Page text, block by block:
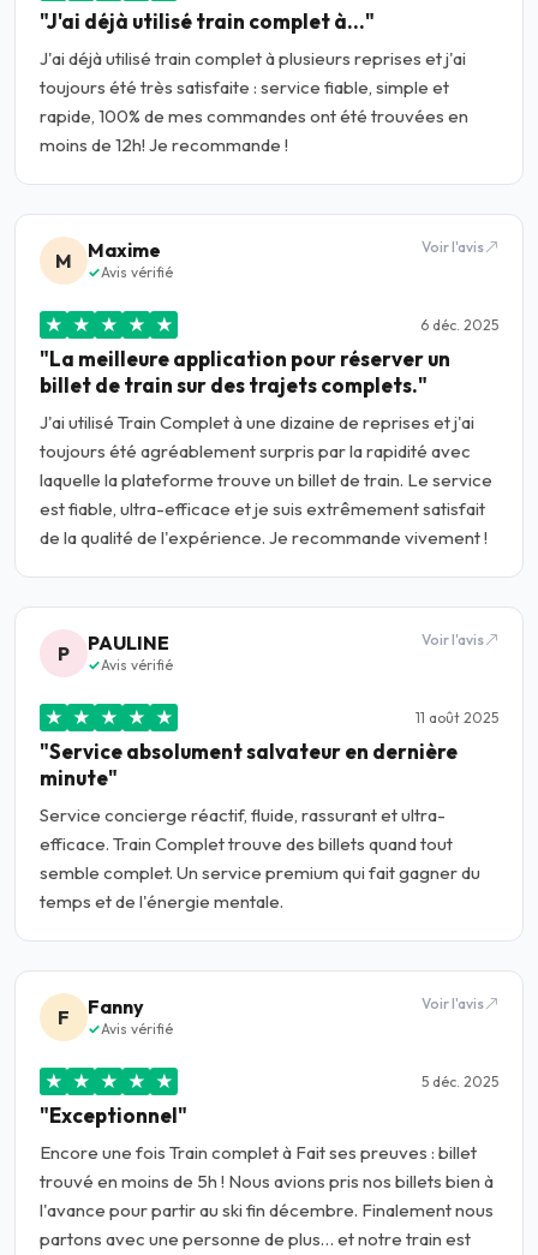
"J'ai déjà utilisé train complet à…"
J'ai déjà utilisé train complet à plusieurs reprises et j'ai
toujours été très satisfaite : service fiable, simple et
rapide, 100% de mes commandes ont été trouvées en
moins de 12h! Je recommande !
★ ★ ★ ★ ★ 6 déc. 2025
"La meilleure application pour réserver un
billet de train sur des trajets complets."
J'ai utilisé Train Complet à une dizaine de reprises et j'ai
toujours été agréablement surpris par la rapidité avec
laquelle la plateforme trouve un billet de train. Le service
est fiable, ultra-efficace et je suis extrêmement satisfait
de la qualité de l'expérience. Je recommande vivement !
M Maxime
Avis vérifié
Voir l'avis
★ ★ ★ ★ ★ 11 août 2025
"Service absolument salvateur en dernière
minute"
Service concierge réactif, fluide, rassurant et ultra-
efficace. Train Complet trouve des billets quand tout
semble complet. Un service premium qui fait gagner du
temps et de l'énergie mentale.
P PAULINE
Avis vérifié
Voir l'avis
★ ★ ★ ★ ★ 5 déc. 2025
"Exceptionnel"
Encore une fois Train complet à Fait ses preuves : billet
trouvé en moins de 5h ! Nous avions pris nos billets bien à
l'avance pour partir au ski fin décembre. Finalement nous
partons avec une personne de plus… et notre train est
F Fanny
Avis vérifié
Voir l'avis